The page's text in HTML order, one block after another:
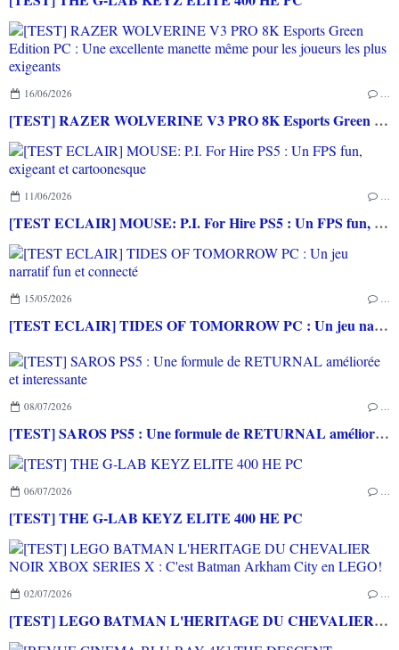
16/06/2026 …
[TEST] RAZER WOLVERINE V3 PRO 8K Esports Green Edition PC : Une excellente manette même pour les joueurs les plus exigeants
11/06/2026 …
[TEST ECLAIR] MOUSE: P.I. For Hire PS5 : Un FPS fun, exigeant et cartoonesque
15/05/2026 …
[TEST ECLAIR] TIDES OF TOMORROW PC : Un jeu narratif fun et connecté
08/07/2026 …
[TEST] SAROS PS5 : Une formule de RETURNAL améliorée et interessante
06/07/2026 …
[TEST] THE G-LAB KEYZ ELITE 400 HE PC
02/07/2026 …
[TEST] LEGO BATMAN L'HERITAGE DU CHEVALIER NOIR XBOX SERIES X : C'est Batman Arkham City en LEGO!